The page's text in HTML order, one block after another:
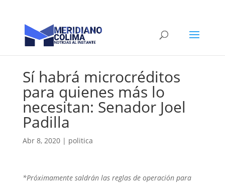
Sí habrá microcréditos
para quienes más lo
necesitan: Senador Joel
Padilla
Abr 8, 2020| politica
*Próximamente saldrán las reglas de operación para